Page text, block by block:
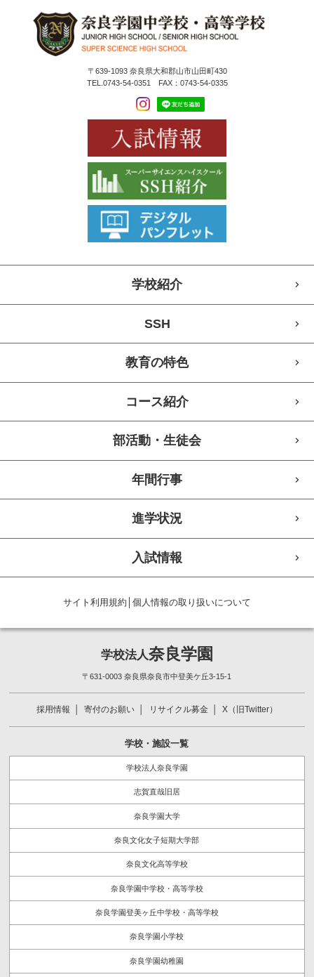
〒639-1093 奈良県大和郡山市山田町430
TEL.0743-54-0351 FAX：0743-54-0335
学校紹介
SSH
教育の特色
コース紹介
部活動・生徒会
年間行事
進学状況
入試情報
サイト利用規約 個人情報の取り扱いについて
学校法人奈良学園
〒631-0003 奈良県奈良市中登美ケ丘3-15-1
採用情報 寄付のお願い リサイクル募金 X（旧Twitter）
学校・施設一覧
学校法人奈良学園
志賀直哉旧居
奈良学園大学
奈良文化女子短期大学部
奈良文化高等学校
奈良学園中学校・高等学校
奈良学園登美ヶ丘中学校・高等学校
奈良学園小学校
奈良学園幼稚園